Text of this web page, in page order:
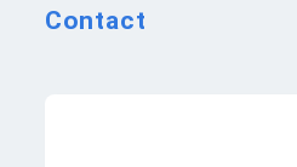
送
Contact